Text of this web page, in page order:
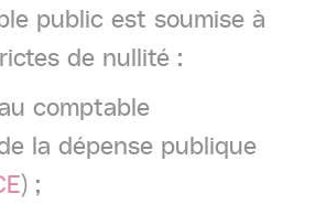
public est soumise à
de nullité :
comptable
la dépense publique
) ;